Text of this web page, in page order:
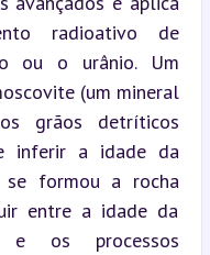
radioativo de
ou o urânio. Um
(um mineral
grãos detríticos
inferir a idade da
formou a rocha
entre a idade da
e os processos